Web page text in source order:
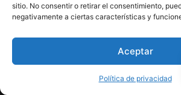
sitio. No consentir o retirar el consentimiento,
negativamente a ciertas características y
Aceptar
Política de privacidad